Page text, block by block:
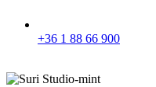
+36 1 88 66 900